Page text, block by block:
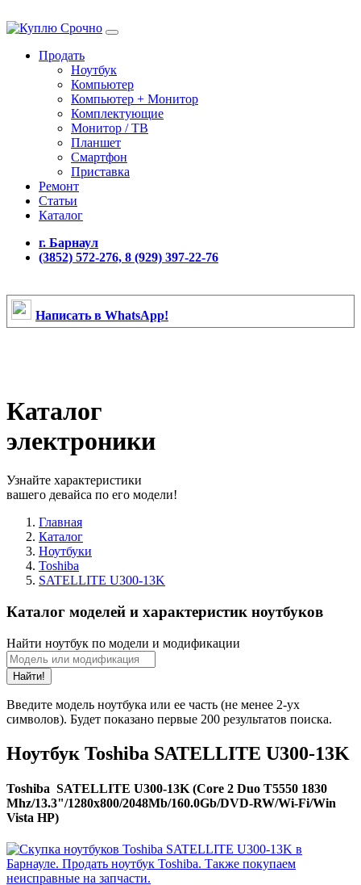
Продать
Ноутбук
Компьютер
Компьютер + Монитор
Комплектующие
Монитор / ТВ
Планшет
Смартфон
Приставка
Ремонт
Статьи
Каталог
г. Барнаул
(3852) 572-276, 8 (929) 397-22-76
Написать в WhatsApp!
Каталог
электроники
Узнайте характеристики
вашего девайса по его модели!
Главная
Каталог
Ноутбуки
Toshiba
SATELLITE U300-13K
Каталог моделей и характеристик ноутбуков
Найти ноутбук по модели и модификации
Найти!
Введите модель ноутбука или ее часть (не менее 2-ух
символов). Будет показано первые 200 результатов поиска.
Ноутбук Toshiba SATELLITE U300-13K
Toshiba SATELLITE U300-13K (Core 2 Duo T5550 1830
Mhz/13.3"/1280x800/2048Mb/160.0Gb/DVD-RW/Wi-Fi/Win
Vista HP)